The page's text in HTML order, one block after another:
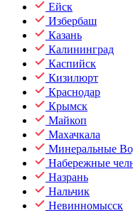
Ейск
Избербаш
Казань
Калининград
Каспийск
Кизилюрт
Краснодар
Крымск
Майкоп
Махачкала
Минеральные
Набережные
Назрань
Нальчик
Невинномысск